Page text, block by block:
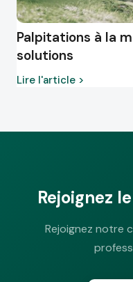
Palpitations à la
solutions
Lire l'article >
Rejoignez
Rejoignez notre